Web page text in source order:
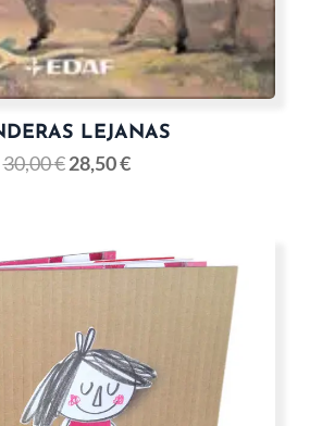
LEJANAS
30,00€ 28,50€